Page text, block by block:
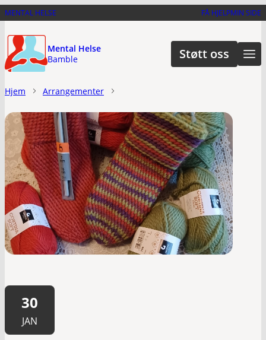
Hopp
hovedinnhold
MENTAL HELSE FÅ HJELPMIN SIDE
Mental Helse
Bamble
Støtt oss
Hjem Arrangementer
30
JAN